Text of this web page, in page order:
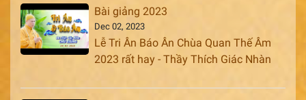
Bài giảng 2023
Dec 02, 2023
Lễ Tri Ân Báo Ân Chùa Quan Thế Âm
2023 rất hay - Thầy Thích Giác Nhàn